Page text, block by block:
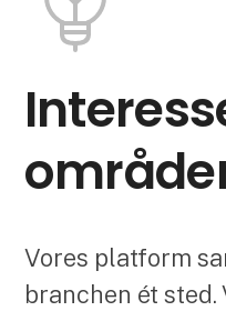
Vores platform
branchen ét